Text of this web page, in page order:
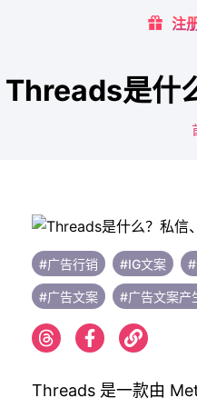
注
Threads是什
#广告行销 #IG文案
#广告文案 #广告文案产
Threads 是一款由